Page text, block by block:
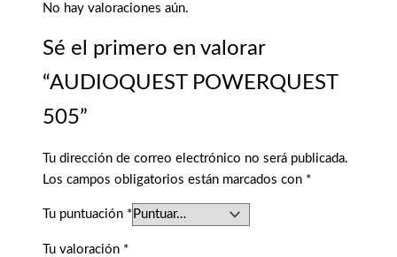
No hay valoraciones aún.
Sé el primero en valorar
“AUDIOQUEST POWERQUEST
505”
Tu dirección de correo electrónico no será publicada.
Los campos obligatorios están marcados con *
Tu puntuación *
Tu valoración *